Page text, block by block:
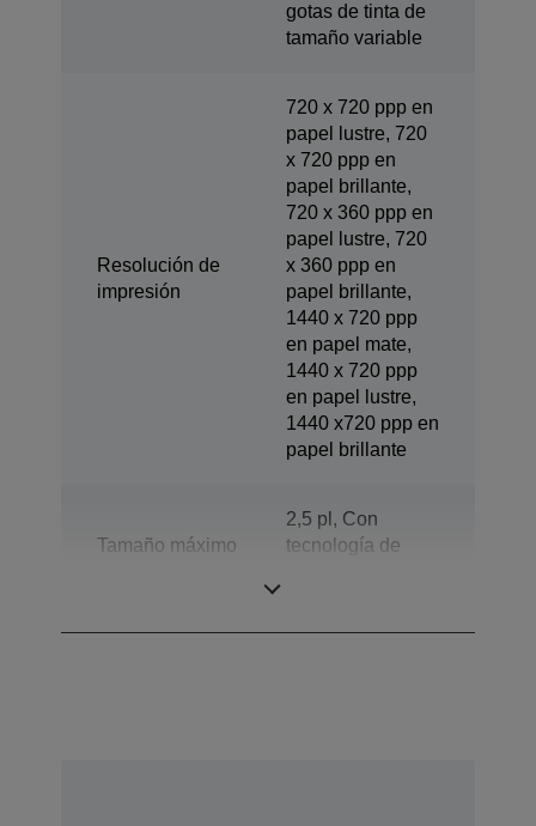
gotas de tinta de
tamaño variable
Resolución de
impresión
720 x 720 ppp en
papel lustre, 720
x 720 ppp en
papel brillante,
720 x 360 ppp en
papel lustre, 720
x 360 ppp en
papel brillante,
1440 x 720 ppp
en papel mate,
1440 x 720 ppp
en papel lustre,
1440 x720 ppp en
papel brillante
Tamaño máximo
2,5 pl, Con
tecnología de